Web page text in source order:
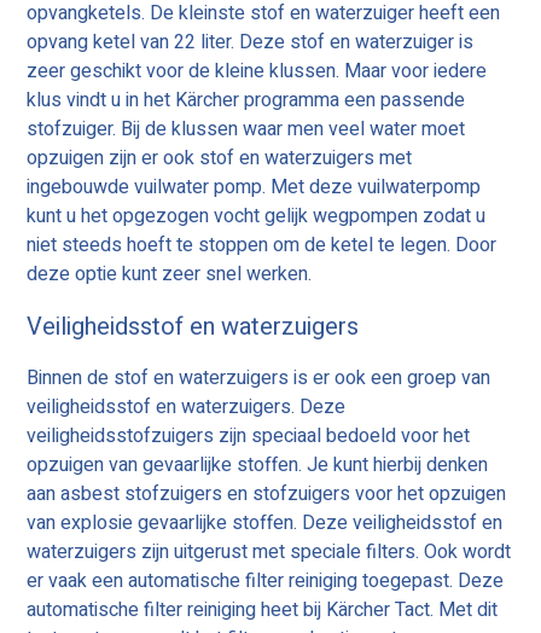
opvangketels. De kleinste stof en waterzuiger heeft een
opvang ketel van 22 liter. Deze stof en waterzuiger is
zeer geschikt voor de kleine klussen. Maar voor iedere
klus vindt u in het Kärcher programma een passende
stofzuiger. Bij de klussen waar men veel water moet
opzuigen zijn er ook stof en waterzuigers met
ingebouwde vuilwater pomp. Met deze vuilwaterpomp
kunt u het opgezogen vocht gelijk wegpompen zodat u
niet steeds hoeft te stoppen om de ketel te legen. Door
deze optie kunt zeer snel werken.
Veiligheidsstof en waterzuigers
Binnen de stof en waterzuigers is er ook een groep van
veiligheidsstof en waterzuigers. Deze
veiligheidsstofzuigers zijn speciaal bedoeld voor het
opzuigen van gevaarlijke stoffen. Je kunt hierbij denken
aan asbest stofzuigers en stofzuigers voor het opzuigen
van explosie gevaarlijke stoffen. Deze veiligheidsstof en
waterzuigers zijn uitgerust met speciale filters. Ook wordt
er vaak een automatische filter reiniging toegepast. Deze
automatische filter reiniging heet bij Kärcher Tact. Met dit